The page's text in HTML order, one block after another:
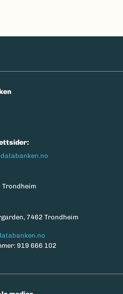
Trondheim
7462 Trondheim
919 666 102